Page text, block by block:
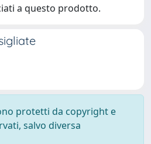
a questo prodotto.
protetti da copyright e
salvo diversa